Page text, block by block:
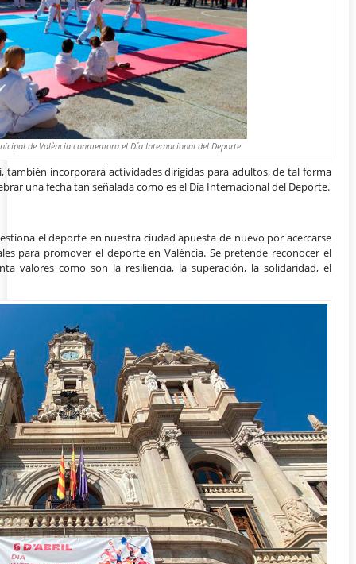
de València conmemora el Día Internacional del Deporte
también incorporará actividades dirigidas para adultos, de tal forma
una fecha tan señalada como es el Día Internacional del Deporte.
el deporte en nuestra ciudad apuesta de nuevo por acercarse
para promover el deporte en València. Se pretende reconocer el
valores como son la resiliencia, la superación, la solidaridad, el